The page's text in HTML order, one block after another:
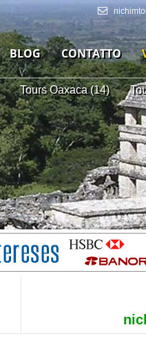
BLOG CONTATTO
Tours Oaxaca (14)